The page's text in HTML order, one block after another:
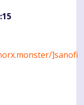
]sanofi